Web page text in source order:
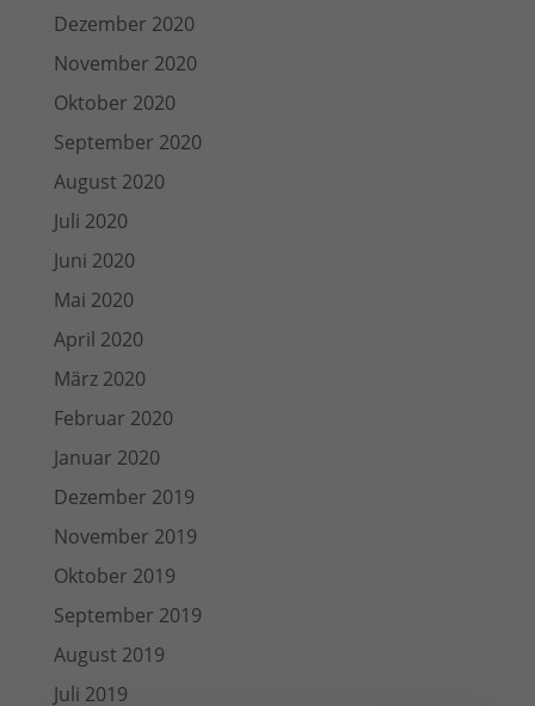
Dezember 2020
November 2020
Oktober 2020
September 2020
August 2020
Juli 2020
Juni 2020
Mai 2020
April 2020
März 2020
Februar 2020
Januar 2020
Dezember 2019
November 2019
Oktober 2019
September 2019
August 2019
Juli 2019